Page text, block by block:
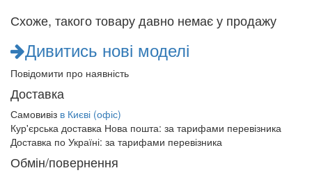
Схоже, такого товару давно немає у продажу
Дивитись нові моделі
Повідомити про наявність
Доставка
Самовивіз в Києві (офіс)
Кур'єрська доставка Нова пошта: за тарифами перевізника
Доставка по Україні: за тарифами перевізника
Обмін/повернення